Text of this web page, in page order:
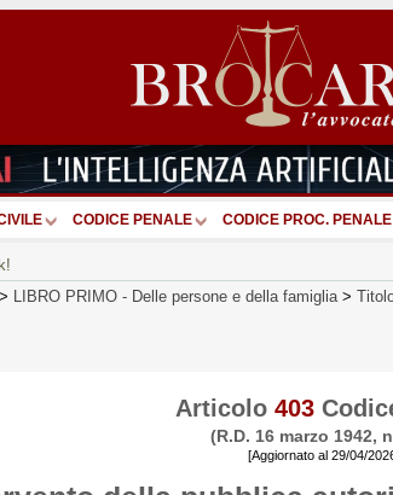
CODICE PENALE CODICE PROC. PENALE
> LIBRO PRIMO - Delle persone e della famiglia >
Articolo 403
(R.D. 16 marzo 1942,
[Aggiornato al 29/04/